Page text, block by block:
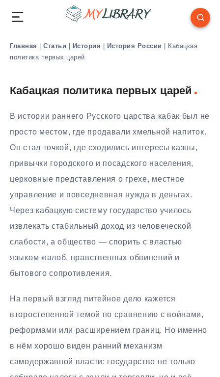
Главная | Статьи | История | История России | Кабацкая
политика первых царей
Кабацкая политика первых царей
В истории раннего Русского царства кабак был не
просто местом, где продавали хмельной напиток.
Он стал точкой, где сходились интересы казны,
привычки городского и посадского населения,
церковные представления о грехе, местное
управление и повседневная нужда в деньгах.
Через кабацкую систему государство училось
извлекать стабильный доход из человеческой
слабости, а общество — спорить с властью
языком жалоб, нравственных обвинений и
бытового сопротивления.
На первый взгляд питейное дело кажется
второстепенной темой по сравнению с войнами,
реформами или расширением границ. Но именно
в нём хорошо виден ранний механизм
самодержавной власти: государство не только